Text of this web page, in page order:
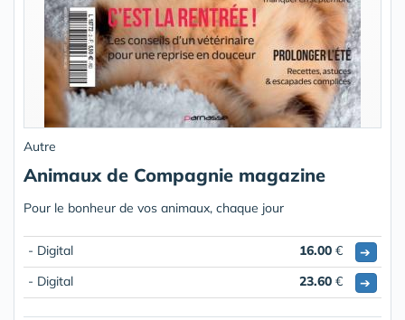
Autre
Animaux de Compagnie magazine
Pour le bonheur de vos animaux, chaque jour
- Digital 16.00 €
➔
- Digital
23.60 € ➔